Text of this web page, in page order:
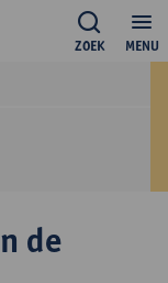
MENU
ZOEK
de